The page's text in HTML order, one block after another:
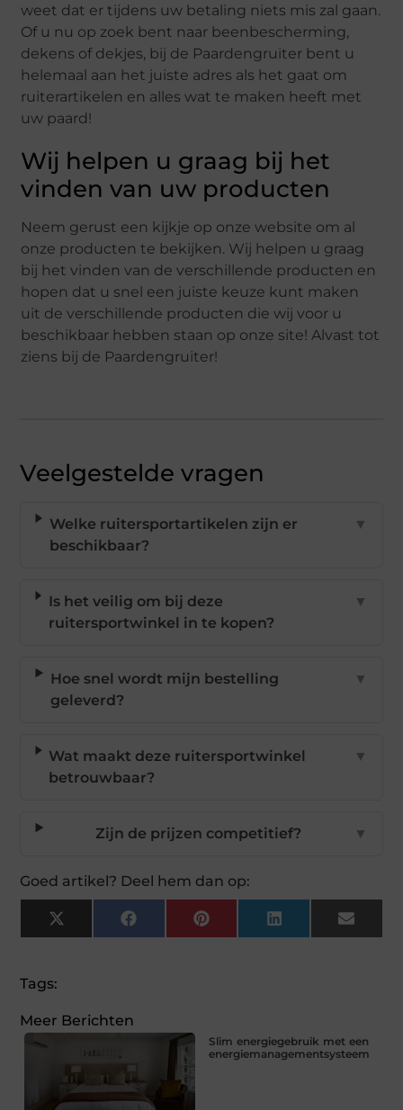
weet dat er tijdens uw betaling niets mis zal gaan.
Of u nu op zoek bent naar beenbescherming,
dekens of dekjes, bij de Paardengruiter bent u
helemaal aan het juiste adres als het gaat om
ruiterartikelen en alles wat te maken heeft met
uw paard!
Wij helpen u graag bij het
vinden van uw producten
Neem gerust een kijkje op onze website om al
onze producten te bekijken. Wij helpen u graag
bij het vinden van de verschillende producten en
hopen dat u snel een juiste keuze kunt maken
uit de verschillende producten die wij voor u
beschikbaar hebben staan op onze site! Alvast tot
ziens bij de Paardengruiter!
Veelgestelde vragen
Welke ruitersportartikelen zijn er
beschikbaar?
▼
Is het veilig om bij deze
ruitersportwinkel in te kopen?
▼
Hoe snel wordt mijn bestelling
geleverd?
▼
Wat maakt deze ruitersportwinkel
betrouwbaar?
▼
Zijn de prijzen competitief? ▼
Goed artikel? Deel hem dan op:
X
(Twitter)
FacebookPinterestLinkedIn Email
Tags:
Meer Berichten
Slim energiegebruik met een
energiemanagementsysteem